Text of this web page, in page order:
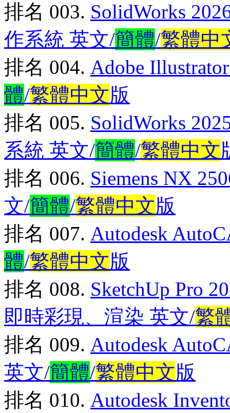
排名 003. SolidWorks
作系統 英文/簡體/繁體中
排名 004. Adobe
體/繁體中文版
排名 005. SolidWorks
系統 英文/簡體/繁體中文
排名 006. Siemens NX
文/簡體/繁體中文版
排名 007. Autodesk
體/繁體中文版
排名 008. SketchUp Pro
即時彩現、渲染 英文/繁
排名 009. Autodesk
英文/簡體/繁體中文版
排名 010. Autodesk